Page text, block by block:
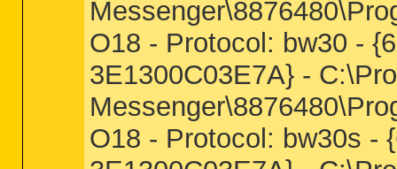
O18 - Protocol: bw30 -
3E1300C03E7A} -
O18 - Protocol: bw30s -